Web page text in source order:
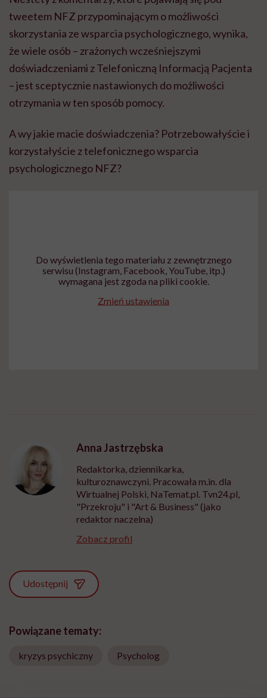
tweetem NFZ przypominającym o możliwości
skorzystania ze wsparcia psychologicznego, wynika,
że wiele osób – zrażonych wcześniejszymi
doświadczeniami z Telefoniczną Informacją Pacjenta
– jest sceptycznie nastawionych do możliwości
otrzymania w ten sposób pomocy.
A wy jakie macie doświadczenia? Potrzebowałyście i
korzystałyście z telefonicznego wsparcia
psychologicznego NFZ?
Do wyświetlenia tego materiału z zewnętrznego
serwisu (Instagram, Facebook, YouTube, itp.)
wymagana jest zgoda na pliki cookie.
Zmień ustawienia
Anna Jastrzębska
Redaktorka, dziennikarka,
kulturoznawczyni. Pracowała m.in. dla
Wirtualnej Polski, NaTemat.pl. Tvn24.pl,
"Przekroju" i "Art & Business" (jako
redaktor naczelna)
Zobacz profil
Udostępnij
Powiązane tematy:
kryzys psychiczny Psycholog